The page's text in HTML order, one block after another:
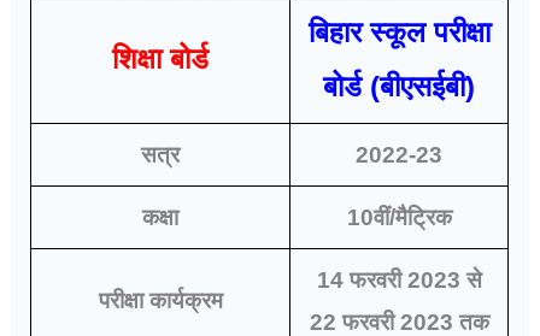
शिक्षा बोर्ड
बिहार स्कूल परीक्षा
बोर्ड (बीएसईबी)
सत्र 2022-23
कक्षा 10वीं/मैट्रिक
परीक्षा कार्यक्रम
14 फरवरी 2023 से
22 फरवरी 2023 तक